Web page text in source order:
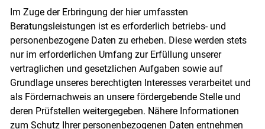
Im Zuge der Erbringung der hier umfassten
Beratungsleistungen ist es erforderlich betriebs- und
personenbezogene Daten zu erheben. Diese werden stets
nur im erforderlichen Umfang zur Erfüllung unserer
vertraglichen und gesetzlichen Aufgaben sowie auf
Grundlage unseres berechtigten Interesses verarbeitet und
als Fördernachweis an unsere fördergebende Stelle und
deren Prüfstellen weitergegeben. Nähere Informationen
zum Schutz Ihrer personenbezogenen Daten entnehmen